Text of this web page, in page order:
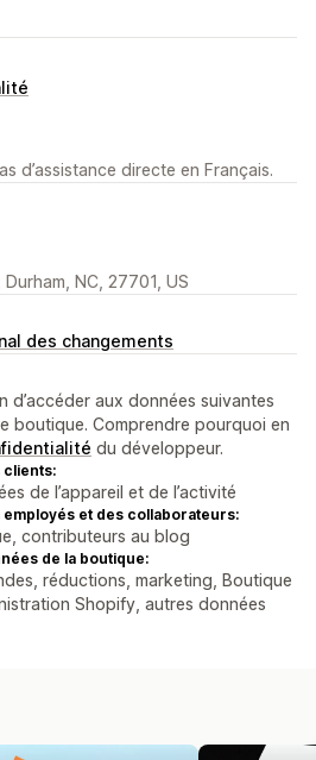
d’assistance directe en Français.
NC, 27701, US
des changements
d’accéder aux données suivantes
boutique. Comprendre pourquoi en
du développeur.
clients:
de l’appareil et de l’activité
et des collaborateurs:
contributeurs au blog
de la boutique:
réductions, marketing, Boutique
Shopify, autres données